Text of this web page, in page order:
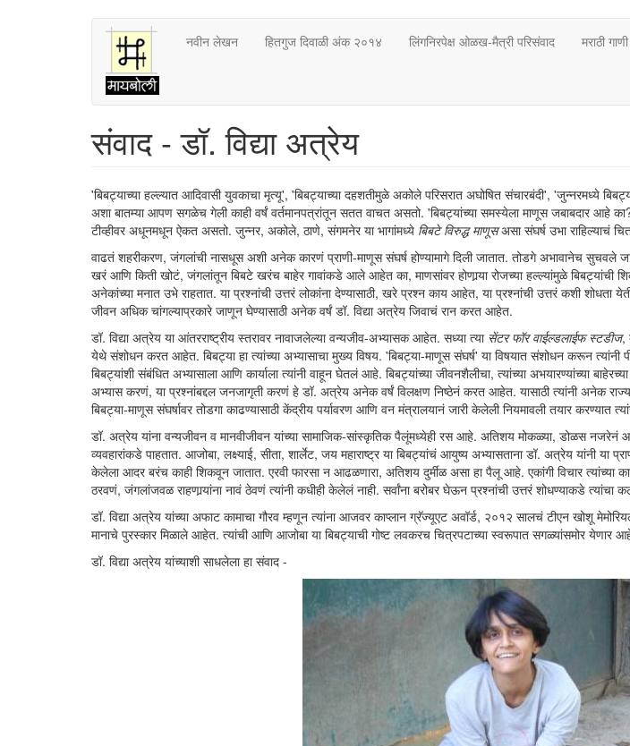
नवीन लेखन हितगुज दिवाळी अंक २०१४ लिंगनिरपेक्ष ओळख-मैत्री परिसंवाद मराठी गाणी
संवाद - डॉ. विद्या अत्रेय
'बिबट्याच्या हल्ल्यात आदिवासी युवकाचा मृत्यू', 'बिबट्याच्या दहशतीमुळे अकोले परिसरात अघोषित संचारबंदी', 'जुन्नरमध्ये
अशा बातम्या आपण सगळेच गेली काही वर्षं वर्तमानपत्रांतून सतत वाचत असतो. 'बिबट्यांच्या समस्येला माणूस जबाबदार आहे
टीव्हीवर अधूनमधून ऐकत असतो. जुन्नर, अकोले, ठाणे, संगमनेर या भागांमध्ये बिबटे विरुद्ध माणूसअसा संघर्ष उभा राहिल्याचं
वाढतं शहरीकरण, जंगलांची नासधूस अशी अनेक कारणं प्राणी-माणूस संघर्ष होण्यामागे दिली जातात. तोडगे अभावानेच सुचवले
खरं आणि किती खोटं, जंगलांतून बिबटे खरंच बाहेर गावांकडे आले आहेत का, माणसांवर होणार्‍या रोजच्या हल्ल्यांमुळे बिबट्यांची
अनेकांच्या मनात उभे राहतात. या प्रश्नांची उत्तरं लोकांना देण्यासाठी, खरे प्रश्न काय आहेत, या प्रश्नांची उत्तरं कशी शोधता
जीवन अधिक चांगल्याप्रकारे जाणून घेण्यासाठी अनेक वर्षं डॉ. विद्या अत्रेय जिवाचं रान करत आहेत.
डॉ. विद्या अत्रेय या आंतरराष्ट्रीय स्तरावर नावाजलेल्या वन्यजीव-अभ्यासक आहेत. सध्या त्या सेंटर फॉर वाईल्डलाईफ स्टडीज,
येथे संशोधन करत आहेत. बिबट्या हा त्यांच्या अभ्यासाचा मुख्य विषय. 'बिबट्या-माणूस संघर्ष' या विषयात संशोधन करून त्यांनी
बिबट्यांशी संबंधित अभ्यासाला आणि कार्याला त्यांनी वाहून घेतलं आहे. बिबट्यांच्या जीवनशैलीचा, त्यांच्या अभयारण्यांच्या बाहेरच्या
अभ्यास करणं, या प्रश्नांबद्दल जनजागृती करणं हे डॉ. अत्रेय अनेक वर्षं विलक्षण निष्ठेनं करत आहेत. यासाठी त्यांनी अनेक
बिबट्या-माणूस संघर्षावर तोडगा काढण्यासाठी केंद्रीय पर्यावरण आणि वन मंत्रालयानं जारी केलेली नियमावली तयार करण्यात
डॉ. अत्रेय यांना वन्यजीवन व मानवीजीवन यांच्या सामाजिक-सांस्कृतिक पैलूंमध्येही रस आहे. अतिशय मोकळ्या, डोळस नजरेनं
व्यवहारांकडे पाहतात. आजोबा, लक्ष्याई, सीता, शार्लेट, जय महाराष्ट्र या बिबट्यांचं आयुष्य अभ्यासताना डॉ. अत्रेय यांनी या
केलेला आदर बरंच काही शिकवून जातात. एरवी फारसा न आढळणारा, अतिशय दुर्मीळ असा हा पैलू आहे. एकांगी विचार त्यांच्या
ठरवणं, जंगलांजवळ राहणार्‍यांना नावं ठेवणं त्यांनी कधीही केलेलं नाही. सर्वांना बरोबर घेऊन प्रश्नांची उत्तरं शोधण्याकडे त्यांचा
डॉ. विद्या अत्रेय यांच्या अफाट कामाचा गौरव म्हणून त्यांना आजवर काप्लान ग्रॅज्यूएट अवॉर्ड, २०१२ सालचं टीएन खोशू
मानाचे पुरस्कार मिळाले आहेत. त्यांची आणि आजोबा या बिबट्याची गोष्ट लवकरच चित्रपटाच्या स्वरूपात सगळ्यांसमोर येणार
डॉ. विद्या अत्रेय यांच्याशी साधलेला हा संवाद -